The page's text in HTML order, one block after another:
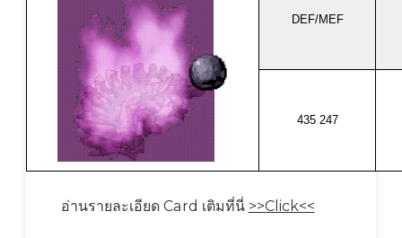
DEF/MEF
435 247
อ่านรายละเอียด Card เติมที่นี่ >>Click<<